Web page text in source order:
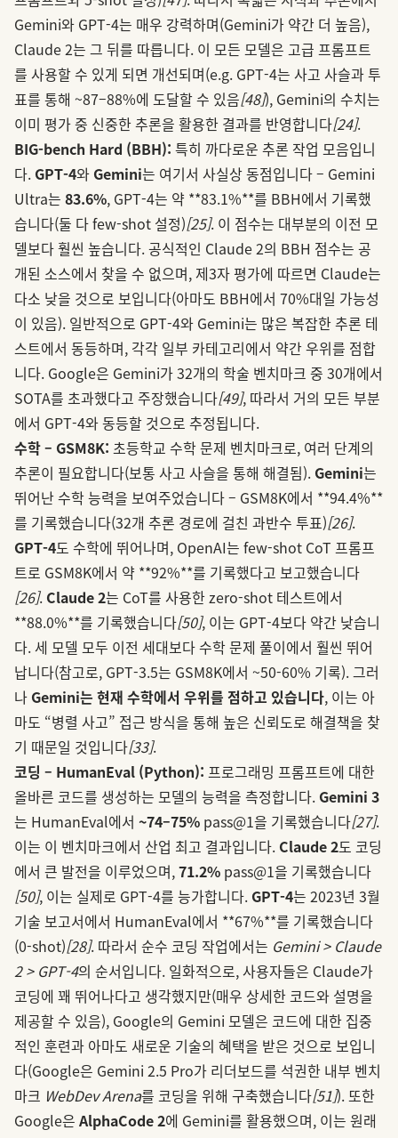
Gemini와 GPT‑4는 매우 강력하며(Gemini가 약간 더 높음),
Claude 2는 그 뒤를 따릅니다. 이 모든 모델은 고급 프롬프트
를 사용할 수 있게 되면 개선되며(e.g. GPT‑4는 사고 사슬과 투
표를 통해 ~87–88%에 도달할 수 있음[48]), Gemini의 수치는
이미 평가 중 신중한 추론을 활용한 결과를 반영합니다[24].
BIG-bench Hard (BBH): 특히 까다로운 추론 작업 모음입니
다. GPT‑4와 Gemini는 여기서 사실상 동점입니다 – Gemini
Ultra는 83.6%, GPT‑4는 약 **83.1%**를 BBH에서 기록했
습니다(둘 다 few-shot 설정)[25]. 이 점수는 대부분의 이전 모
델보다 훨씬 높습니다. 공식적인 Claude 2의 BBH 점수는 공
개된 소스에서 찾을 수 없으며, 제3자 평가에 따르면 Claude는
다소 낮을 것으로 보입니다(아마도 BBH에서 70%대일 가능성
이 있음). 일반적으로 GPT‑4와 Gemini는 많은 복잡한 추론 테
스트에서 동등하며, 각각 일부 카테고리에서 약간 우위를 점합
니다. Google은 Gemini가 32개의 학술 벤치마크 중 30개에서
SOTA를 초과했다고 주장했습니다[49], 따라서 거의 모든 부분
에서 GPT‑4와 동등할 것으로 추정됩니다.
수학 – GSM8K: 초등학교 수학 문제 벤치마크로, 여러 단계의
추론이 필요합니다(보통 사고 사슬을 통해 해결됨). Gemini는
뛰어난 수학 능력을 보여주었습니다 – GSM8K에서 **94.4%**
를 기록했습니다(32개 추론 경로에 걸친 과반수 투표)[26].
GPT‑4도 수학에 뛰어나며, OpenAI는 few-shot CoT 프롬프
트로 GSM8K에서 약 **92%**를 기록했다고 보고했습니다
[26]. Claude 2는 CoT를 사용한 zero-shot 테스트에서
**88.0%**를 기록했습니다[50], 이는 GPT‑4보다 약간 낮습니
다. 세 모델 모두 이전 세대보다 수학 문제 풀이에서 훨씬 뛰어
납니다(참고로, GPT-3.5는 GSM8K에서 ~50-60% 기록). 그러
나 Gemini는 현재 수학에서 우위를 점하고 있습니다, 이는 아
마도 “병렬 사고” 접근 방식을 통해 높은 신뢰도로 해결책을 찾
기 때문일 것입니다[33].
코딩 – HumanEval (Python): 프로그래밍 프롬프트에 대한
올바른 코드를 생성하는 모델의 능력을 측정합니다. Gemini 3
는 HumanEval에서 ~74–75% pass@1을 기록했습니다[27].
이는 이 벤치마크에서 산업 최고 결과입니다. Claude 2도 코딩
에서 큰 발전을 이루었으며,71.2% pass@1을 기록했습니다
[50], 이는 실제로 GPT‑4를 능가합니다. GPT‑4는 2023년 3월
기술 보고서에서 HumanEval에서 **67%**를 기록했습니다
(0-shot)[28]. 따라서 순수 코딩 작업에서는 Gemini > Claude
2 > GPT‑4의 순서입니다. 일화적으로, 사용자들은 Claude가
코딩에 꽤 뛰어나다고 생각했지만(매우 상세한 코드와 설명을
제공할 수 있음), Google의 Gemini 모델은 코드에 대한 집중
적인 훈련과 아마도 새로운 기술의 혜택을 받은 것으로 보입니
다(Google은 Gemini 2.5 Pro가 리더보드를 석권한 내부 벤치
마크 WebDev Arena를 코딩을 위해 구축했습니다[51]). 또한
Google은 AlphaCode 2에 Gemini를 활용했으며, 이는 원래